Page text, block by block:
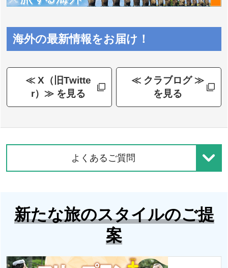
海外の最新情報をお届け！
≪ X（旧Twitte
r）≫ を見る
≪ クラブログ ≫
を見る
よくあるご質問
新たな旅のスタイルのご提
案